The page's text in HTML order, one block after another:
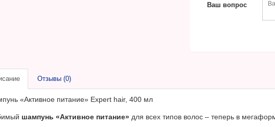
Ваш вопрос
Отзывы (0)
«Активное питание» Expert hair, 400 мл
шампунь «Активное питание» для всех типов волос – теперь в